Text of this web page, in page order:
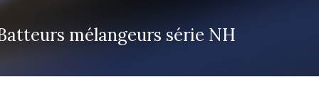
mélangeurs série NH